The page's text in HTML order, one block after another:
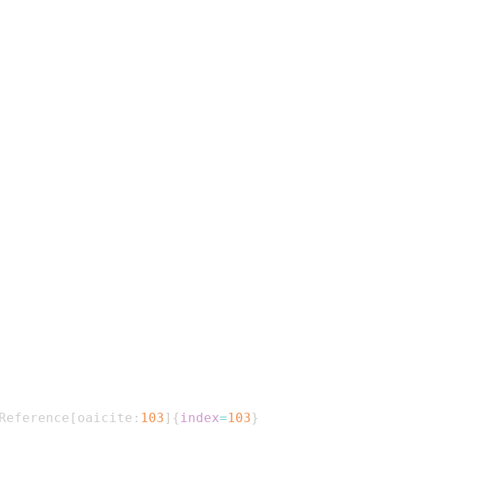
[ oaicite: 103 ] {index=103}